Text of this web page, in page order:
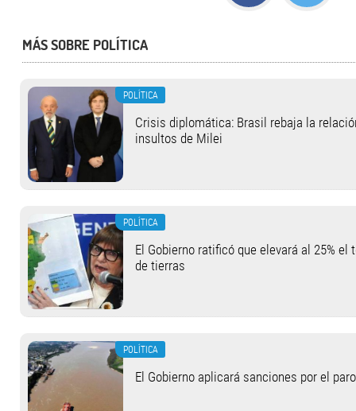
MÁS SOBRE POLÍTICA
POLÍTICA
Crisis diplomática: Brasil rebaja la
insultos de Milei
POLÍTICA
El Gobierno ratificó que elevará al 25%
de tierras
POLÍTICA
El Gobierno aplicará sanciones por el